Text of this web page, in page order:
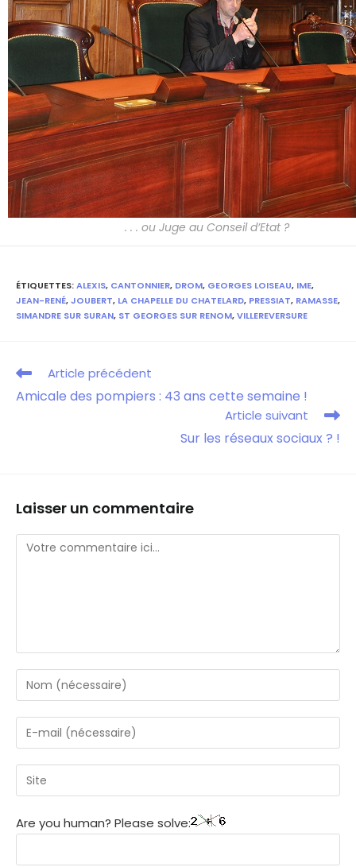
. . . ou Juge au Conseil d’Etat ?
ÉTIQUETTES:ALEXIS, CANTONNIER, DROM, GEORGES LOISEAU, IME,
JEAN-RENÉ,JOUBERT, LA CHAPELLE DU CHATELARD, PRESSIAT, RAMASSE,
SIMANDRE SUR SURAN, ST GEORGES SUR RENOM,VILLEREVERSURE
Article précédent
Amicale des pompiers : 43 ans cette semaine !
Article suivant
Sur les réseaux sociaux ? !
Laisser un commentaire
Are you human? Please solve: